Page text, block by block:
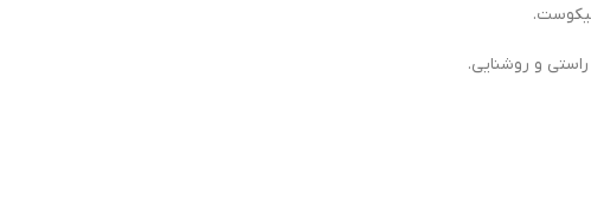
راستی و روشنایی.